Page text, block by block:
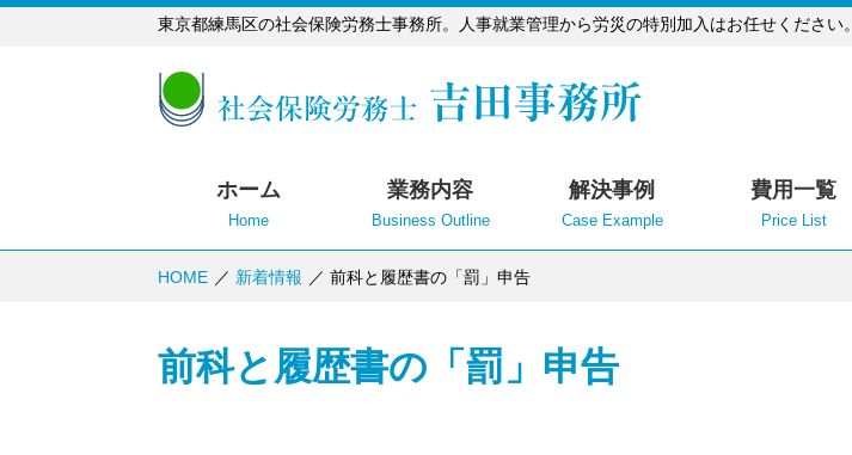
東京都練馬区の社会保険労務士事務所。人事就業管理から労災の特別加入はお任せください。
ホーム
Home
業務内容
Business Outline
解決事例
Case Example
費用一覧
Price List
HOME 新着情報 前科と履歴書の「罰」申告
前科と履歴書の「罰」申告